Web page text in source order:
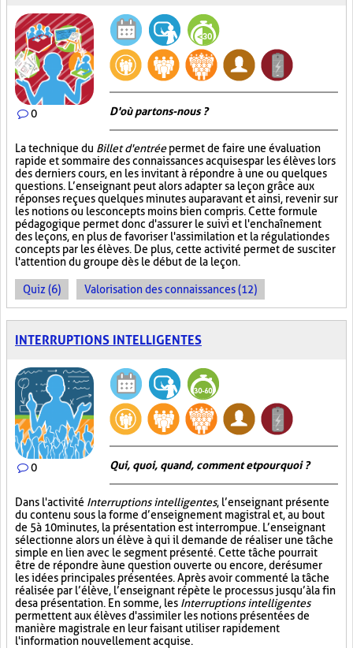
0 D'où partons-nous ?
La technique du Billet d'entréepermet de faire une évaluation
rapide et sommaire des connaissances acquises par les élèves lors
des derniers cours, en les invitant à répondre à une ou quelques
questions. L’enseignant peut alors adapter sa leçon grâce aux
réponses reçues quelques minutes auparavant et ainsi, revenir sur
les notions ou les concepts moins bien compris. Cette formule
pédagogique permet donc d'assurer le suivi et l'enchaînement
des leçons, en plus de favoriser l'assimilation et la régulation des
concepts par les élèves. De plus, cette activité permet de susciter
l'attention du groupe dès le début de la leçon.
Quiz (6) Valorisation des connaissances (12)
INTERRUPTIONS INTELLIGENTES
0 Qui, quoi, quand, comment et pourquoi ?
Dans l'activité Interruptions intelligentes, l’enseignant présente
du contenu sous la forme d’enseignement magistral et, au bout
de 5 à 10 minutes, la présentation est interrompue. L’enseignant
sélectionne alors un élève à qui il demande de réaliser une tâche
simple en lien avec le segment présenté. Cette tâche pourrait
être de répondre à une question ouverte ou encore, de résumer
les idées principales présentées. Après avoir commenté la tâche
réalisée par l’élève, l’enseignant répète le processus jusqu’à la fin
de sa présentation. En somme, les Interruptions intelligentes
permettent aux élèves d'assimiler les notions présentées de
manière magistrale en leur faisant utiliser rapidement
l'information nouvellement acquise.